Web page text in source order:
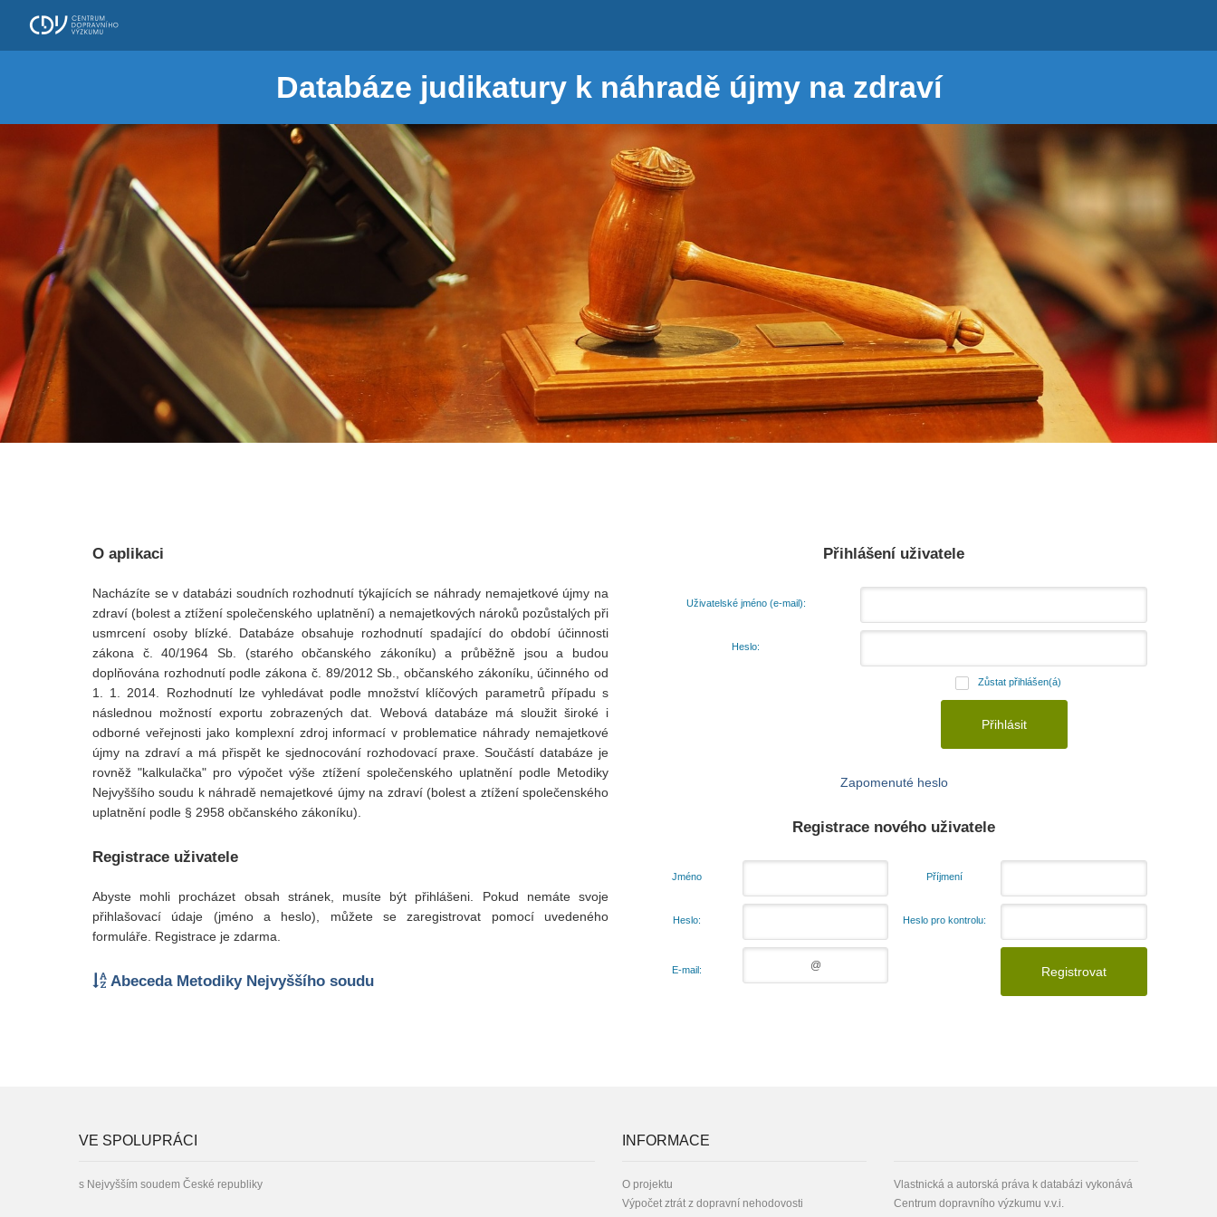
Databáze judikatury k náhradě újmy na zdraví
O aplikaci
Nacházíte se v databázi soudních rozhodnutí týkajících se náhrady nemajetkové újmy na
zdraví (bolest a ztížení společenského uplatnění) a nemajetkových nároků pozůstalých při
usmrcení osoby blízké. Databáze obsahuje rozhodnutí spadající do období účinnosti
zákona č. 40/1964 Sb. (starého občanského zákoníku) a průběžně jsou a budou
doplňována rozhodnutí podle zákona č. 89/2012 Sb., občanského zákoníku, účinného od
1. 1. 2014. Rozhodnutí lze vyhledávat podle množství klíčových parametrů případu s
následnou možností exportu zobrazených dat. Webová databáze má sloužit široké i
odborné veřejnosti jako komplexní zdroj informací v problematice náhrady nemajetkové
újmy na zdraví a má přispět ke sjednocování rozhodovací praxe. Součástí databáze je
rovněž "kalkulačka" pro výpočet výše ztížení společenského uplatnění podle Metodiky
Nejvyššího soudu k náhradě nemajetkové újmy na zdraví (bolest a ztížení společenského
uplatnění podle § 2958 občanského zákoníku).
Registrace uživatele
Abyste mohli procházet obsah stránek, musíte být přihlášeni. Pokud nemáte svoje
přihlašovací údaje (jméno a heslo), můžete se zaregistrovat pomocí uvedeného
formuláře. Registrace je zdarma.
Abeceda Metodiky Nejvyššího soudu
Přihlášení uživatele
Uživatelské jméno (e-mail):
Heslo:
Zůstat přihlášen(á)
Zapomenuté heslo
Registrace nového uživatele
Jméno Příjmení
Heslo: Heslo pro kontrolu:
E-mail:
VE SPOLUPRÁCI
s Nejvyšším soudem České republiky
INFORMACE
O projektu
Výpočet ztrát z dopravní nehodovosti
Vlastnická a autorská práva k databázi vykonává
Centrum dopravního výzkumu v.v.i.